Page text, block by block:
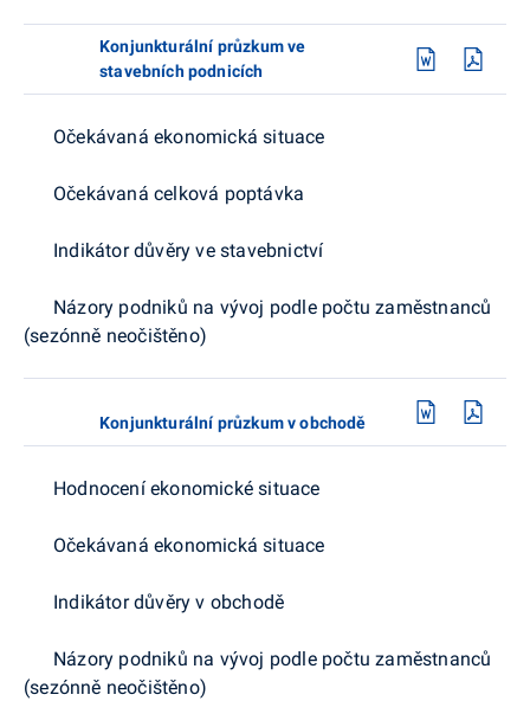
Konjunkturální průzkum ve
stavebních podnicích
Očekávaná ekonomická situace
Očekávaná celková poptávka
Indikátor důvěry ve stavebnictví
Názory podniků na vývoj podle počtu zaměstnanců
(sezónně neočištěno)
Konjunkturální průzkum v obchodě
Hodnocení ekonomické situace
Očekávaná ekonomická situace
Indikátor důvěry v obchodě
Názory podniků na vývoj podle počtu zaměstnanců
(sezónně neočištěno)